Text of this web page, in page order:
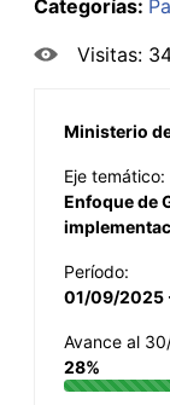
Categorías:
Visitas:
Ministerio
Eje temático:
Enfoque de
Período:
01/09/2025
Avance al
28%